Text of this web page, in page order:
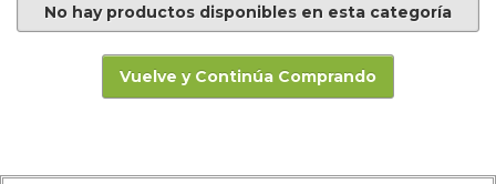
No hay productos disponibles en esta categoría
Vuelve y Continúa Comprando